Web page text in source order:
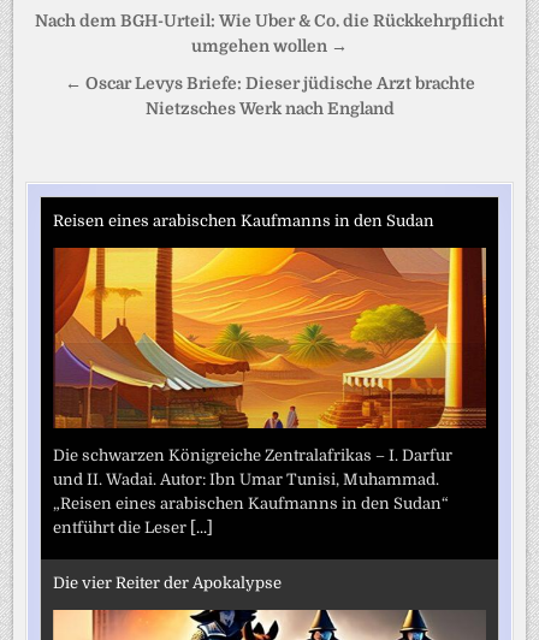
Beitragsnavigation
Nach dem BGH-Urteil: Wie Uber & Co. die Rückkehrpflicht
umgehen wollen →
← Oscar Levys Briefe: Dieser jüdische Arzt brachte
Nietzsches Werk nach England
Reisen eines arabischen Kaufmanns in den Sudan
Die schwarzen Königreiche Zentralafrikas – I. Darfur
und II. Wadai. Autor: Ibn Umar Tunisi, Muhammad.
„Reisen eines arabischen Kaufmanns in den Sudan“
entführt die Leser [...]
Die vier Reiter der Apokalypse